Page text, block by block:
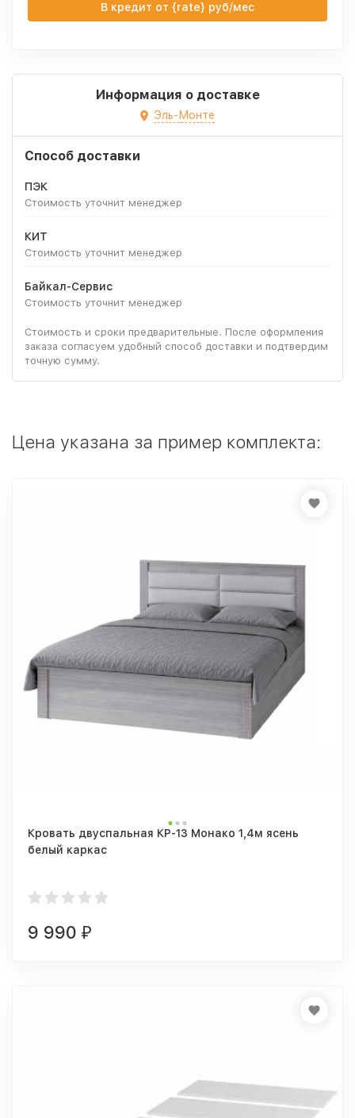
В кредит от {rate} руб/мес
Информация о доставке
Эль-Монте
Способ доставки
ПЭК
Стоимость уточнит менеджер
КИТ
Стоимость уточнит менеджер
Байкал-Сервис
Стоимость уточнит менеджер
Стоимость и сроки предварительные. После оформления
заказа согласуем удобный способ доставки и подтвердим
точную сумму.
Цена указана за пример комплекта:
Кровать двуспальная КР-13 Монако 1,4м ясень
белый каркас
9 990 ₽